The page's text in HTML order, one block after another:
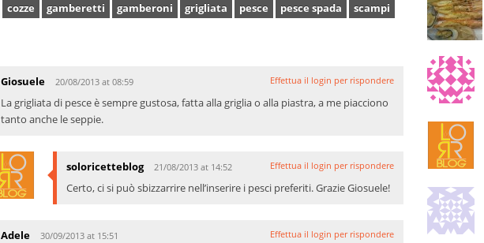
cozze gamberetti gamberoni grigliata pesce pesce spada scampi
Giosuele
20/08/2013 at 08:59 Effettua il login per rispondere
La grigliata di pesce è sempre gustosa, fatta alla griglia o alla piastra, a me piacciono
tanto anche le seppie.
soloricetteblog 21/08/2013 at 14:52 Effettua il login per rispondere
Certo, ci si può sbizzarrire nell’inserire i pesci preferiti. Grazie Giosuele!
Adele 30/09/2013 at 15:51 Effettua il login per rispondere